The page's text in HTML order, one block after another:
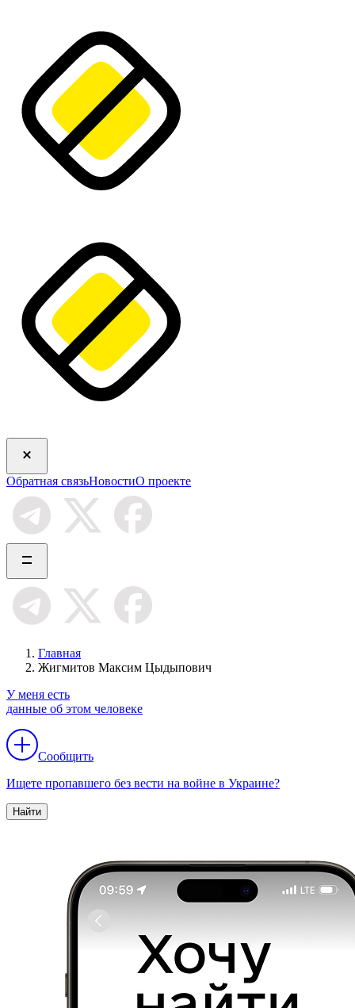
Обратная связьНовостиО проекте
Главная
Жигмитов Максим Цыдыпович
У меня есть
данные об этом человеке
Сообщить
Ищете пропавшего без вести на войне в Украине?
Найти